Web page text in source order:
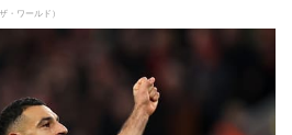
・ワールド）